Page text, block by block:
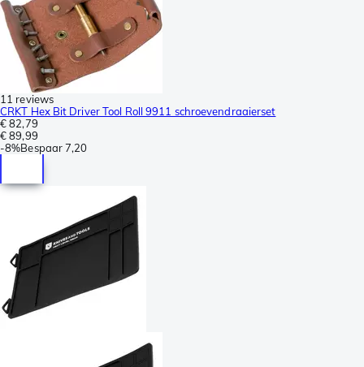
11 reviews
CRKT Hex Bit Driver Tool Roll 9911 schroevendraaierset
€ 82,79
€ 89,99
-8%Bespaar7,20